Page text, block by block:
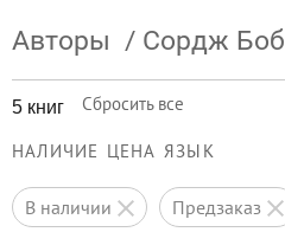
Авторы / Сордж Боб
5 книг Сбросить все
НАЛИЧИЕ ЦЕНА ЯЗЫК
в наличии предзаказ